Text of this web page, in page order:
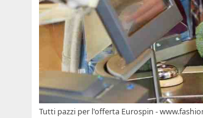
Tutti pazzi per l'offerta Eurospin -